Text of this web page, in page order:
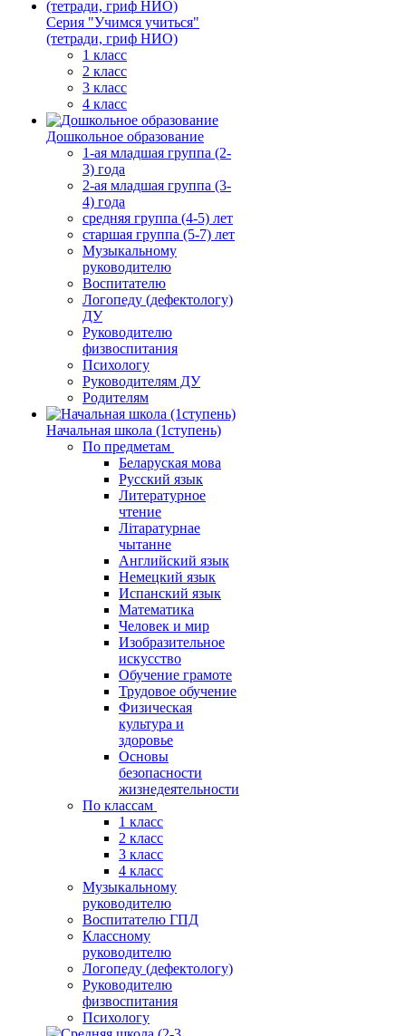
Серия "Учимся учиться"
(тетради, гриф НИО)
1 класс
2 класс
3 класс
4 класс
Дошкольное образование
1-ая младшая группа (2-
3) года
2-ая младшая группа (3-
4) года
средняя группа (4-5) лет
старшая группа (5-7) лет
Музыкальному
руководителю
Воспитателю
Логопеду (дефектологу)
ДУ
Руководителю
физвоспитания
Психологу
Руководителям ДУ
Родителям
Начальная школа (1ступень)
По предметам
Беларуская мова
Русский язык
Литературное
чтение
Літаратурнае
чытанне
Английский язык
Немецкий язык
Испанский язык
Математика
Человек и мир
Изобразительное
искусство
Обучение грамоте
Трудовое обучение
Физическая
культура и
здоровье
Основы
безопасности
жизнедеятельности
По классам
1 класс
2 класс
3 класс
4 класс
Музыкальному
руководителю
Воспитателю ГПД
Классному
руководителю
Логопеду (дефектологу)
Руководителю
физвоспитания
Психологу